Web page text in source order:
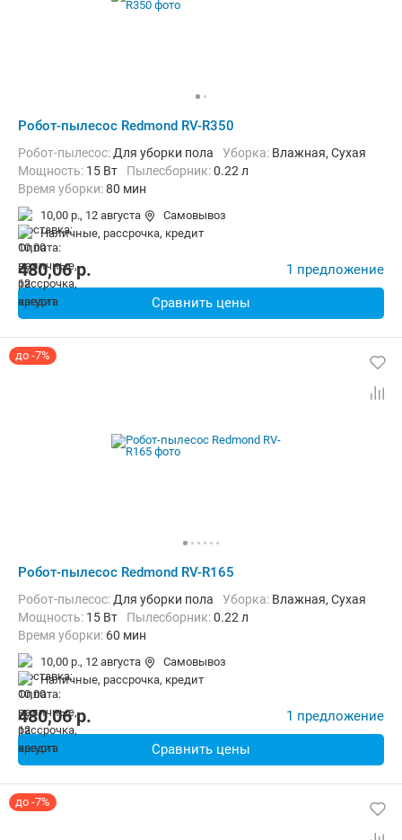
Робот-пылесос Redmond RV-R350
Робот-пылесос: Для уборки пола Уборка: Влажная, Сухая
мощность: 15 Вт пылесборник:0.22 л
Время уборки:80 мин
10,00 р., 12 августа
Самовывоз
наличные, рассрочка, кредит
480,06p. 1 предложение
Сравнить цены
до -7%
Робот-пылесос Redmond RV-R165
Робот-пылесос: Для уборки пола Уборка: Влажная, Сухая
мощность: 15 Вт пылесборник:0.22 л
Время уборки: 60 мин
10,00 р., 12 августа
Самовывоз
наличные, рассрочка, кредит
480,06p. 1 предложение
Сравнить цены
до -7%